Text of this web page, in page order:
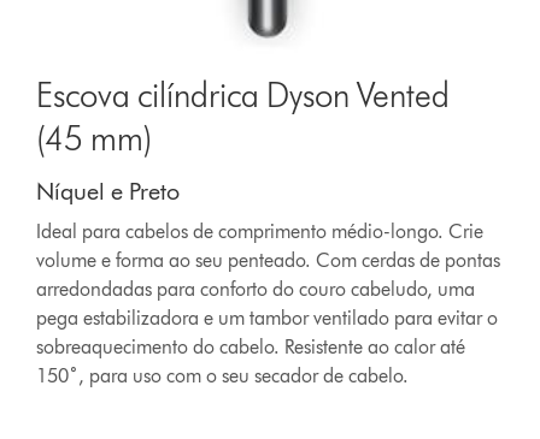
Escova cilíndrica Dyson Vented
(45 mm)
Níquel e Preto
Ideal para cabelos de comprimento médio-longo. Crie
volume e forma ao seu penteado. Com cerdas de pontas
arredondadas para conforto do couro cabeludo, uma
pega estabilizadora e um tambor ventilado para evitar o
sobreaquecimento do cabelo. Resistente ao calor até
150˚, para uso com o seu secador de cabelo.